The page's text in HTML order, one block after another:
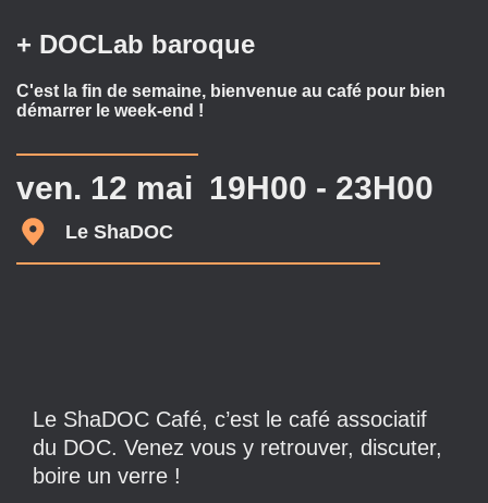
+ DOCLab baroque
C'est la fin de semaine, bienvenue au café pour bien
démarrer le week-end !
ven. 12 mai 19H00 - 23H00
Le ShaDOC
Le ShaDOC Café, c’est le café associatif
du DOC. Venez vous y retrouver, discuter,
boire un verre !